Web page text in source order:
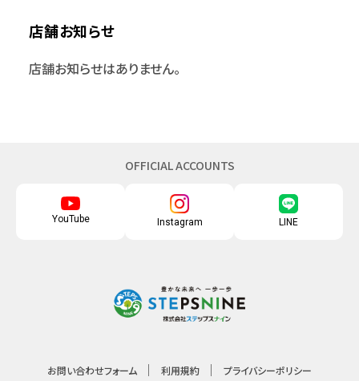
店舗お知らせ
店舗お知らせはありません。
OFFICIAL ACCOUNTS
YouTube Instagram LINE
お問い合わせフォーム 利用規約 プライバシーポリシー